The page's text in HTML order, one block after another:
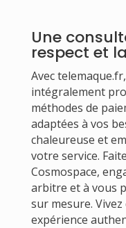
Une
respect et
Avec
intégralement
méthodes de
adaptées à vos
chaleureuse et
votre service.
Cosmospace,
arbitre et à vous
sur mesure.
expérience